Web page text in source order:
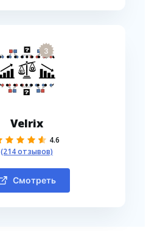
3
Velrix
4.6
(214 отзывов)
Смотреть